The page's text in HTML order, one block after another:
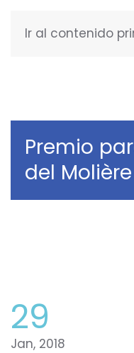
Ir al contenido
Premio
del
29
Jan, 2018